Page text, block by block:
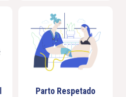
Parto Respetado